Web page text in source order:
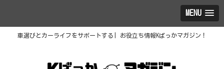
MENU
車選びとカーライフをサポートする| お役立ち情報Kばっかマガジン！